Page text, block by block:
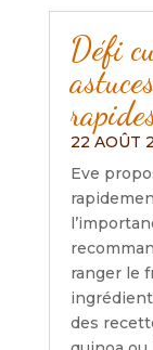
Défi
22 AOÛT
Eve
ranger le
des